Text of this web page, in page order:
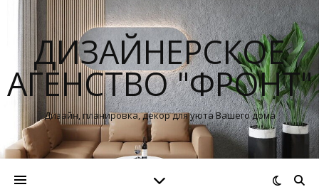
ДИЗАЙНЕРСКОЕ
АГЕНСТВО "ФРОНТ"
Дизайн, планировка, декор для уюта Вашего дома